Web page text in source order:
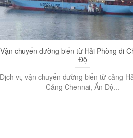
Vận chuyển đường biển từ Hải Phòng đi
Độ
Dịch vụ vận chuyển đường biển từ cảng
Cảng Chennai, Ấn Độ...